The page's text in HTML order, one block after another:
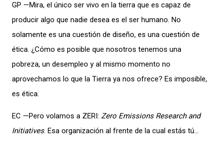
GP —Mira, el único ser vivo en la tierra que es capaz de
producir algo que nadie desea es el ser humano. No
solamente es una cuestión de diseño, es una cuestión de
ética. ¿Cómo es posible que nosotros tenemos una
pobreza, un desempleo y al mismo momento no
aprovechamos lo que la Tierra ya nos ofrece? Es imposible,
es ética.
EC —Pero volamos a ZERI: Zero Emissions Research and
Initiatives. Esa organización al frente de la cual estás tú…